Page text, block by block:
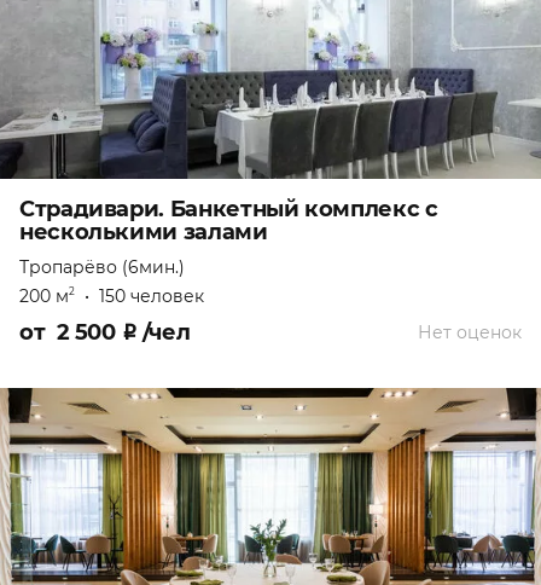
Страдивари. Банкетный комплекс с
несколькими залами
Тропарёво (6мин.)
200 м2 • 150 человек
Нет оценок
от 2 500 ₽ /чел